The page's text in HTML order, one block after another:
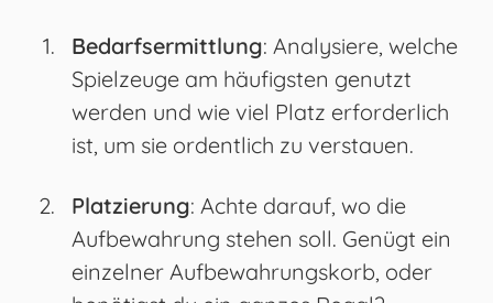
Bedarfsermittlung: Analysiere, welche
Spielzeuge am häufigsten genutzt
werden und wie viel Platz erforderlich
ist, um sie ordentlich zu verstauen.
Platzierung: Achte darauf, wo die
Aufbewahrung stehen soll. Genügt ein
einzelner Aufbewahrungskorb, oder